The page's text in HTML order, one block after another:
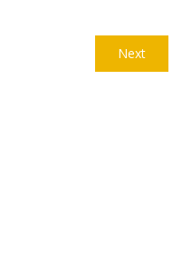
NextNext
post: